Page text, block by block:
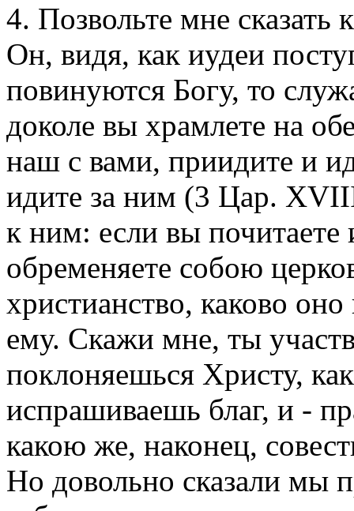
4. Позвольте мне
Он, видя, как иудеи
повинуются Богу, то
доколе вы храмлете на
наш с вами, приидите и
идите за ним (3 Цар.
к ним: если вы почитаете
обременяете собою
христианство, каково
ему. Скажи мне, ты
поклоняешься Христу,
испрашиваешь благ, и -
какою же, наконец,
Но довольно сказали мы